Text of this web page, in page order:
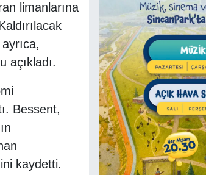
limanlarına
açıkladı.
Bessent,
kaydetti.